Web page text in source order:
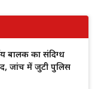
बालक का संदिग्ध
जांच में जुटी पुलिस